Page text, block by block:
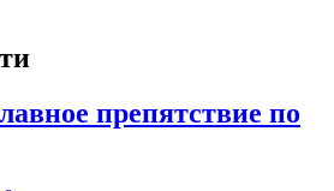
препятствие по